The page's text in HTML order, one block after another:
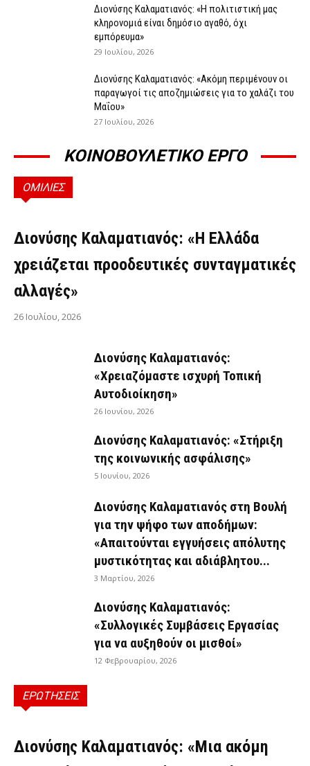
Διονύσης Καλαματιανός: «Η πολιτιστική μας
κληρονομιά είναι δημόσιο αγαθό, όχι
εμπόρευμα»
29 Ιουλίου, 2026
Διονύσης Καλαματιανός: «Ακόμη περιμένουν οι
παραγωγοί τις αποζημιώσεις για το χαλάζι του
Μαΐου»
27 Ιουλίου, 2026
ΚΟΙΝΟΒΟΥΛΕΤΙΚΟ ΕΡΓΟ
ΟΜΙΛΙΕΣ
ΟΜΙΛΊΕΣ
Διονύσης Καλαματιανός: «Η Ελλάδα
χρειάζεται προοδευτικές συνταγματικές
αλλαγές»
26 Ιουλίου, 2026
Διονύσης Καλαματιανός:
«Χρειαζόμαστε ισχυρή Τοπική
Αυτοδιοίκηση»
26 Ιουνίου, 2026
Διονύσης Καλαματιανός: «Στήριξη
της κοινωνικής ασφάλισης»
5 Ιουνίου, 2026
Διονύσης Καλαματιανός στη Βουλή
για την ψήφο των αποδήμων:
«Απαιτούνται εγγυήσεις απόλυτης
μυστικότητας και αδιάβλητου...
3 Μαρτίου, 2026
Διονύσης Καλαματιανός:
«Συλλογικές Συμβάσεις Εργασίας
για να αυξηθούν οι μισθοί»
12 Φεβρουαρίου, 2026
ΕΡΩΤΗΣΕΙΣ
ΕΡΩΤΉΣΕΙΣ
Διονύσης Καλαματιανός: «Μια ακόμη